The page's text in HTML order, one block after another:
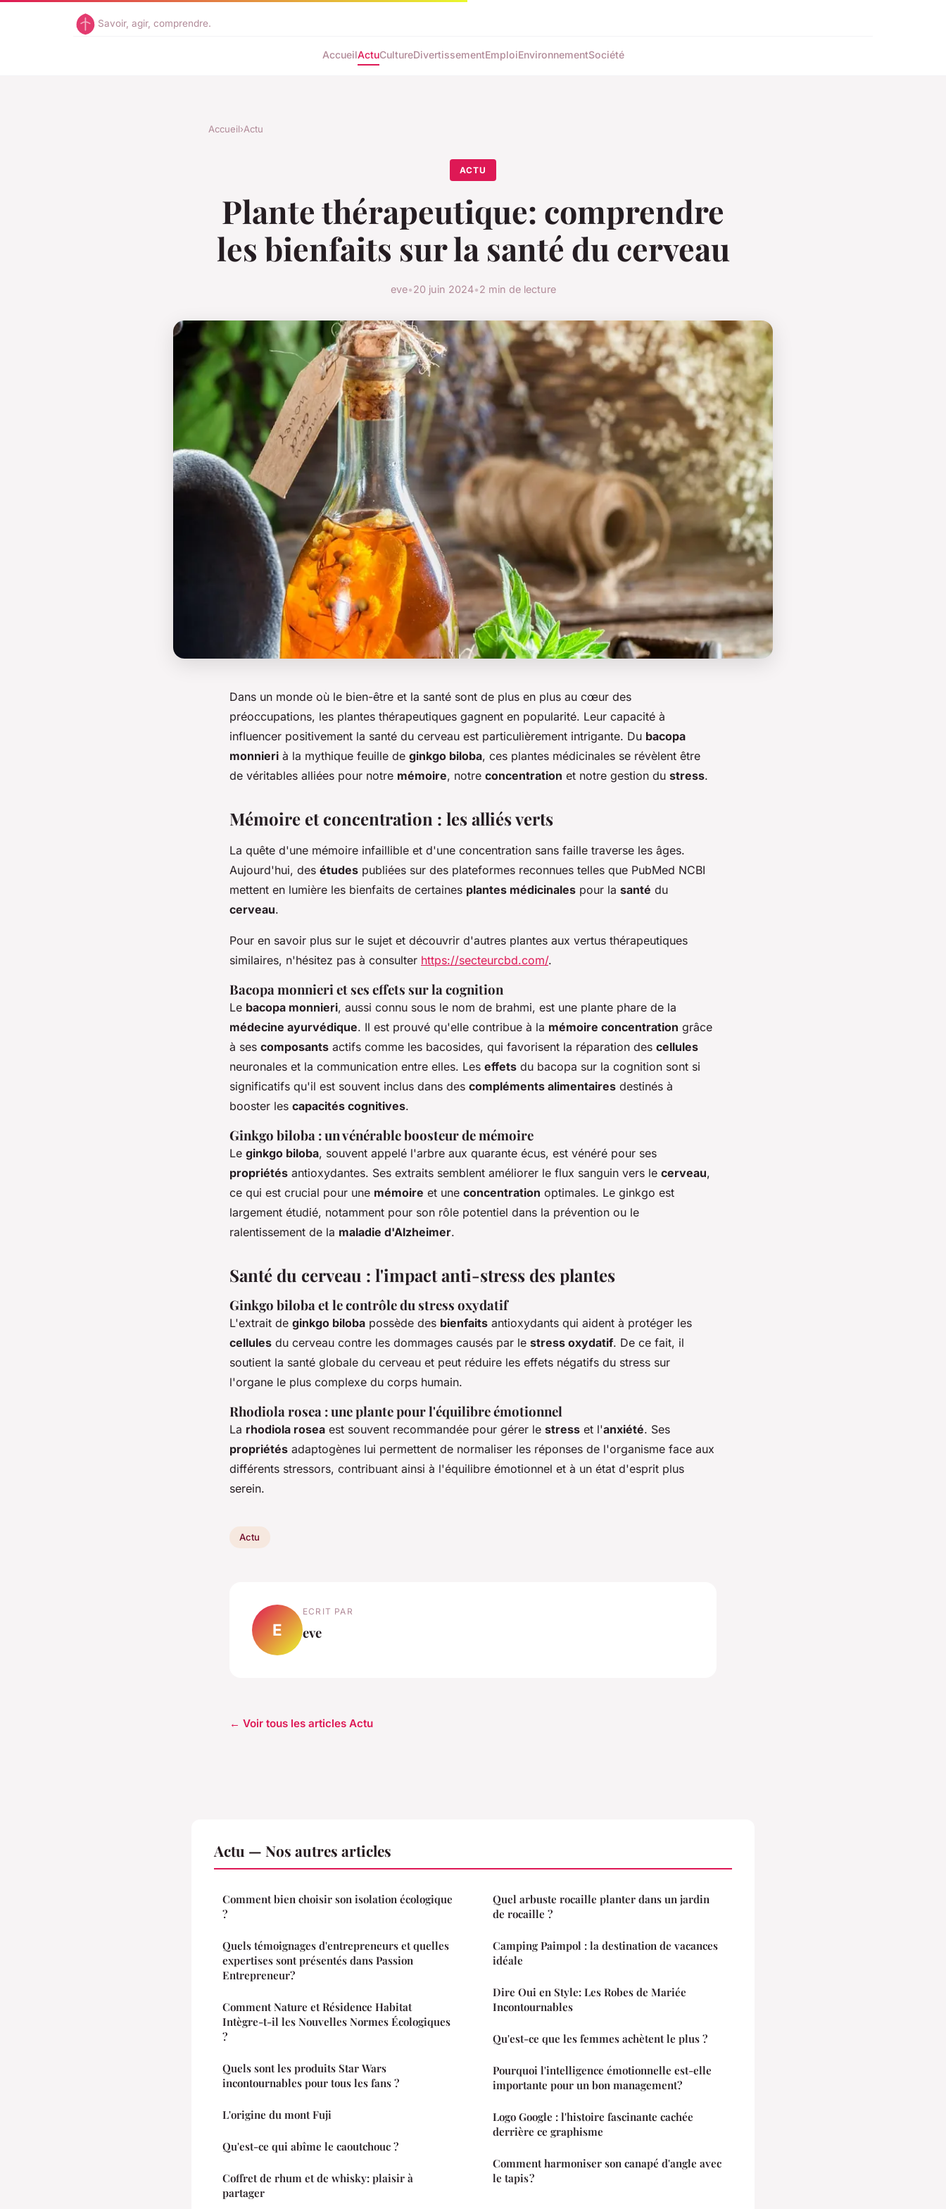
Savoir, agir, comprendre.
AccueilActuCultureDivertissementEmploiEnvironnementSociété
Accueil›Actu
ACTU
Plante thérapeutique: comprendre
les bienfaits sur la santé du cerveau
eve•20 juin 2024•2 min de lecture
Dans un monde où le bien-être et la santé sont de plus en plus au cœur des
préoccupations, les plantes thérapeutiques gagnent en popularité. Leur capacité à
influencer positivement la santé du cerveau est particulièrement intrigante. Du bacopa
monnieri à la mythique feuille de ginkgo biloba, ces plantes médicinales se révèlent être
de véritables alliées pour notre mémoire, notre concentration et notre gestion du stress.
Mémoire et concentration : les alliés verts
La quête d'une mémoire infaillible et d'une concentration sans faille traverse les âges.
Aujourd'hui, des études publiées sur des plateformes reconnues telles que PubMed NCBI
mettent en lumière les bienfaits de certaines plantes médicinales pour la santé du
cerveau.
Pour en savoir plus sur le sujet et découvrir d'autres plantes aux vertus thérapeutiques
similaires, n'hésitez pas à consulter https://secteurcbd.com/.
Bacopa monnieri et ses effets sur la cognition
Le bacopa monnieri, aussi connu sous le nom de brahmi, est une plante phare de la
médecine ayurvédique. Il est prouvé qu'elle contribue à la mémoire concentration grâce
à ses composants actifs comme les bacosides, qui favorisent la réparation des cellules
neuronales et la communication entre elles. Les effets du bacopa sur la cognition sont si
significatifs qu'il est souvent inclus dans des compléments alimentaires destinés à
booster les capacités cognitives.
Ginkgo biloba : un vénérable boosteur de mémoire
Le ginkgo biloba, souvent appelé l'arbre aux quarante écus, est vénéré pour ses
propriétés antioxydantes. Ses extraits semblent améliorer le flux sanguin vers le cerveau,
ce qui est crucial pour une mémoire et une concentration optimales. Le ginkgo est
largement étudié, notamment pour son rôle potentiel dans la prévention ou le
ralentissement de la maladie d'Alzheimer.
Santé du cerveau : l'impact anti-stress des plantes
Ginkgo biloba et le contrôle du stress oxydatif
L'extrait de ginkgo biloba possède des bienfaits antioxydants qui aident à protéger les
cellules du cerveau contre les dommages causés par le stress oxydatif. De ce fait, il
soutient la santé globale du cerveau et peut réduire les effets négatifs du stress sur
l'organe le plus complexe du corps humain.
Rhodiola rosea : une plante pour l'équilibre émotionnel
La rhodiola rosea est souvent recommandée pour gérer le stress et l'anxiété. Ses
propriétés adaptogènes lui permettent de normaliser les réponses de l'organisme face aux
différents stressors, contribuant ainsi à l'équilibre émotionnel et à un état d'esprit plus
serein.
Actu
E
ECRIT PAR
eve
← Voir tous les articles Actu
Actu — Nos autres articles
Comment bien choisir son isolation écologique
?
Quels témoignages d'entrepreneurs et quelles
expertises sont présentés dans Passion
Entrepreneur?
Comment Nature et Résidence Habitat
Intègre-t-il les Nouvelles Normes Écologiques
?
Quels sont les produits Star Wars
incontournables pour tous les fans ?
L'origine du mont Fuji
Qu'est-ce qui abîme le caoutchouc ?
Coffret de rhum et de whisky: plaisir à
partager
Quel arbuste rocaille planter dans un jardin
de rocaille ?
Camping Paimpol : la destination de vacances
idéale
Dire Oui en Style: Les Robes de Mariée
Incontournables
Qu'est-ce que les femmes achètent le plus ?
Pourquoi l'intelligence émotionnelle est-elle
importante pour un bon management?
Logo Google : l'histoire fascinante cachée
derrière ce graphisme
Comment harmoniser son canapé d'angle avec
le tapis ?